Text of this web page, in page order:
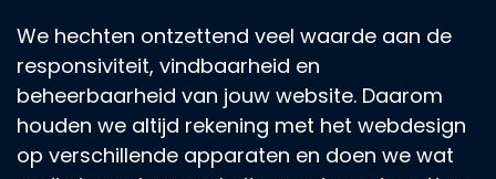
We hechten ontzettend veel waarde aan de
responsiviteit, vindbaarheid en
beheerbaarheid van jouw website. Daarom
houden we altijd rekening met het webdesign
op verschillende apparaten en doen we wat